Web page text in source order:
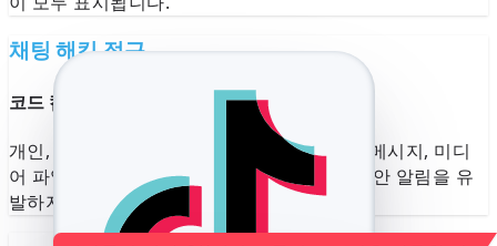
채팅 해킹 접근
코드 캡처를 통한 전체 TikTok 대화
개인, 그룹 및 비밀 채팅방 잠금 해제. 삭제된 메시지, 미디
어 파일 및 음성 메모를 은밀하게 확인하여 보안 알림을 유
발하지 않고 완벽한 모니터링을 보장합니다.